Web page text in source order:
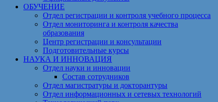
ОБУЧЕНИЕ
Отдел регистрации и контроля учебного процесса
Отдел мониторинга и контроля качества
образования
Центр регистрации и консультации
Подготовительные курсы
НАУКА И ИННОВАЦИЯ
Отдел науки и инновации
Состав сотрудников
Отдел магистратуры и докторантуры
Отдел информационных и сетевых технологий